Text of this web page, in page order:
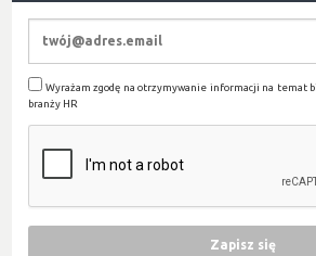
Wyrażam zgodę na otrzymywanie informacji na temat
branży HR